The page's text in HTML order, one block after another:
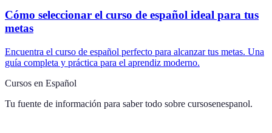
Cómo seleccionar el curso de español ideal para tus
metas
Encuentra el curso de español perfecto para alcanzar tus metas. Una
guía completa y práctica para el aprendiz moderno.
Cursos en Español
Tu fuente de información para saber todo sobre cursosenespanol.